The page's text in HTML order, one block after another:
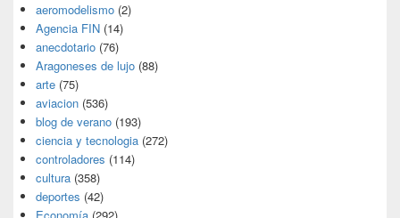
aeromodelismo (2)
Agencia FIN (14)
anecdotario (76)
Aragoneses de lujo (88)
arte (75)
aviacion (536)
blog de verano (193)
ciencia y tecnologia (272)
controladores (114)
cultura (358)
deportes (42)